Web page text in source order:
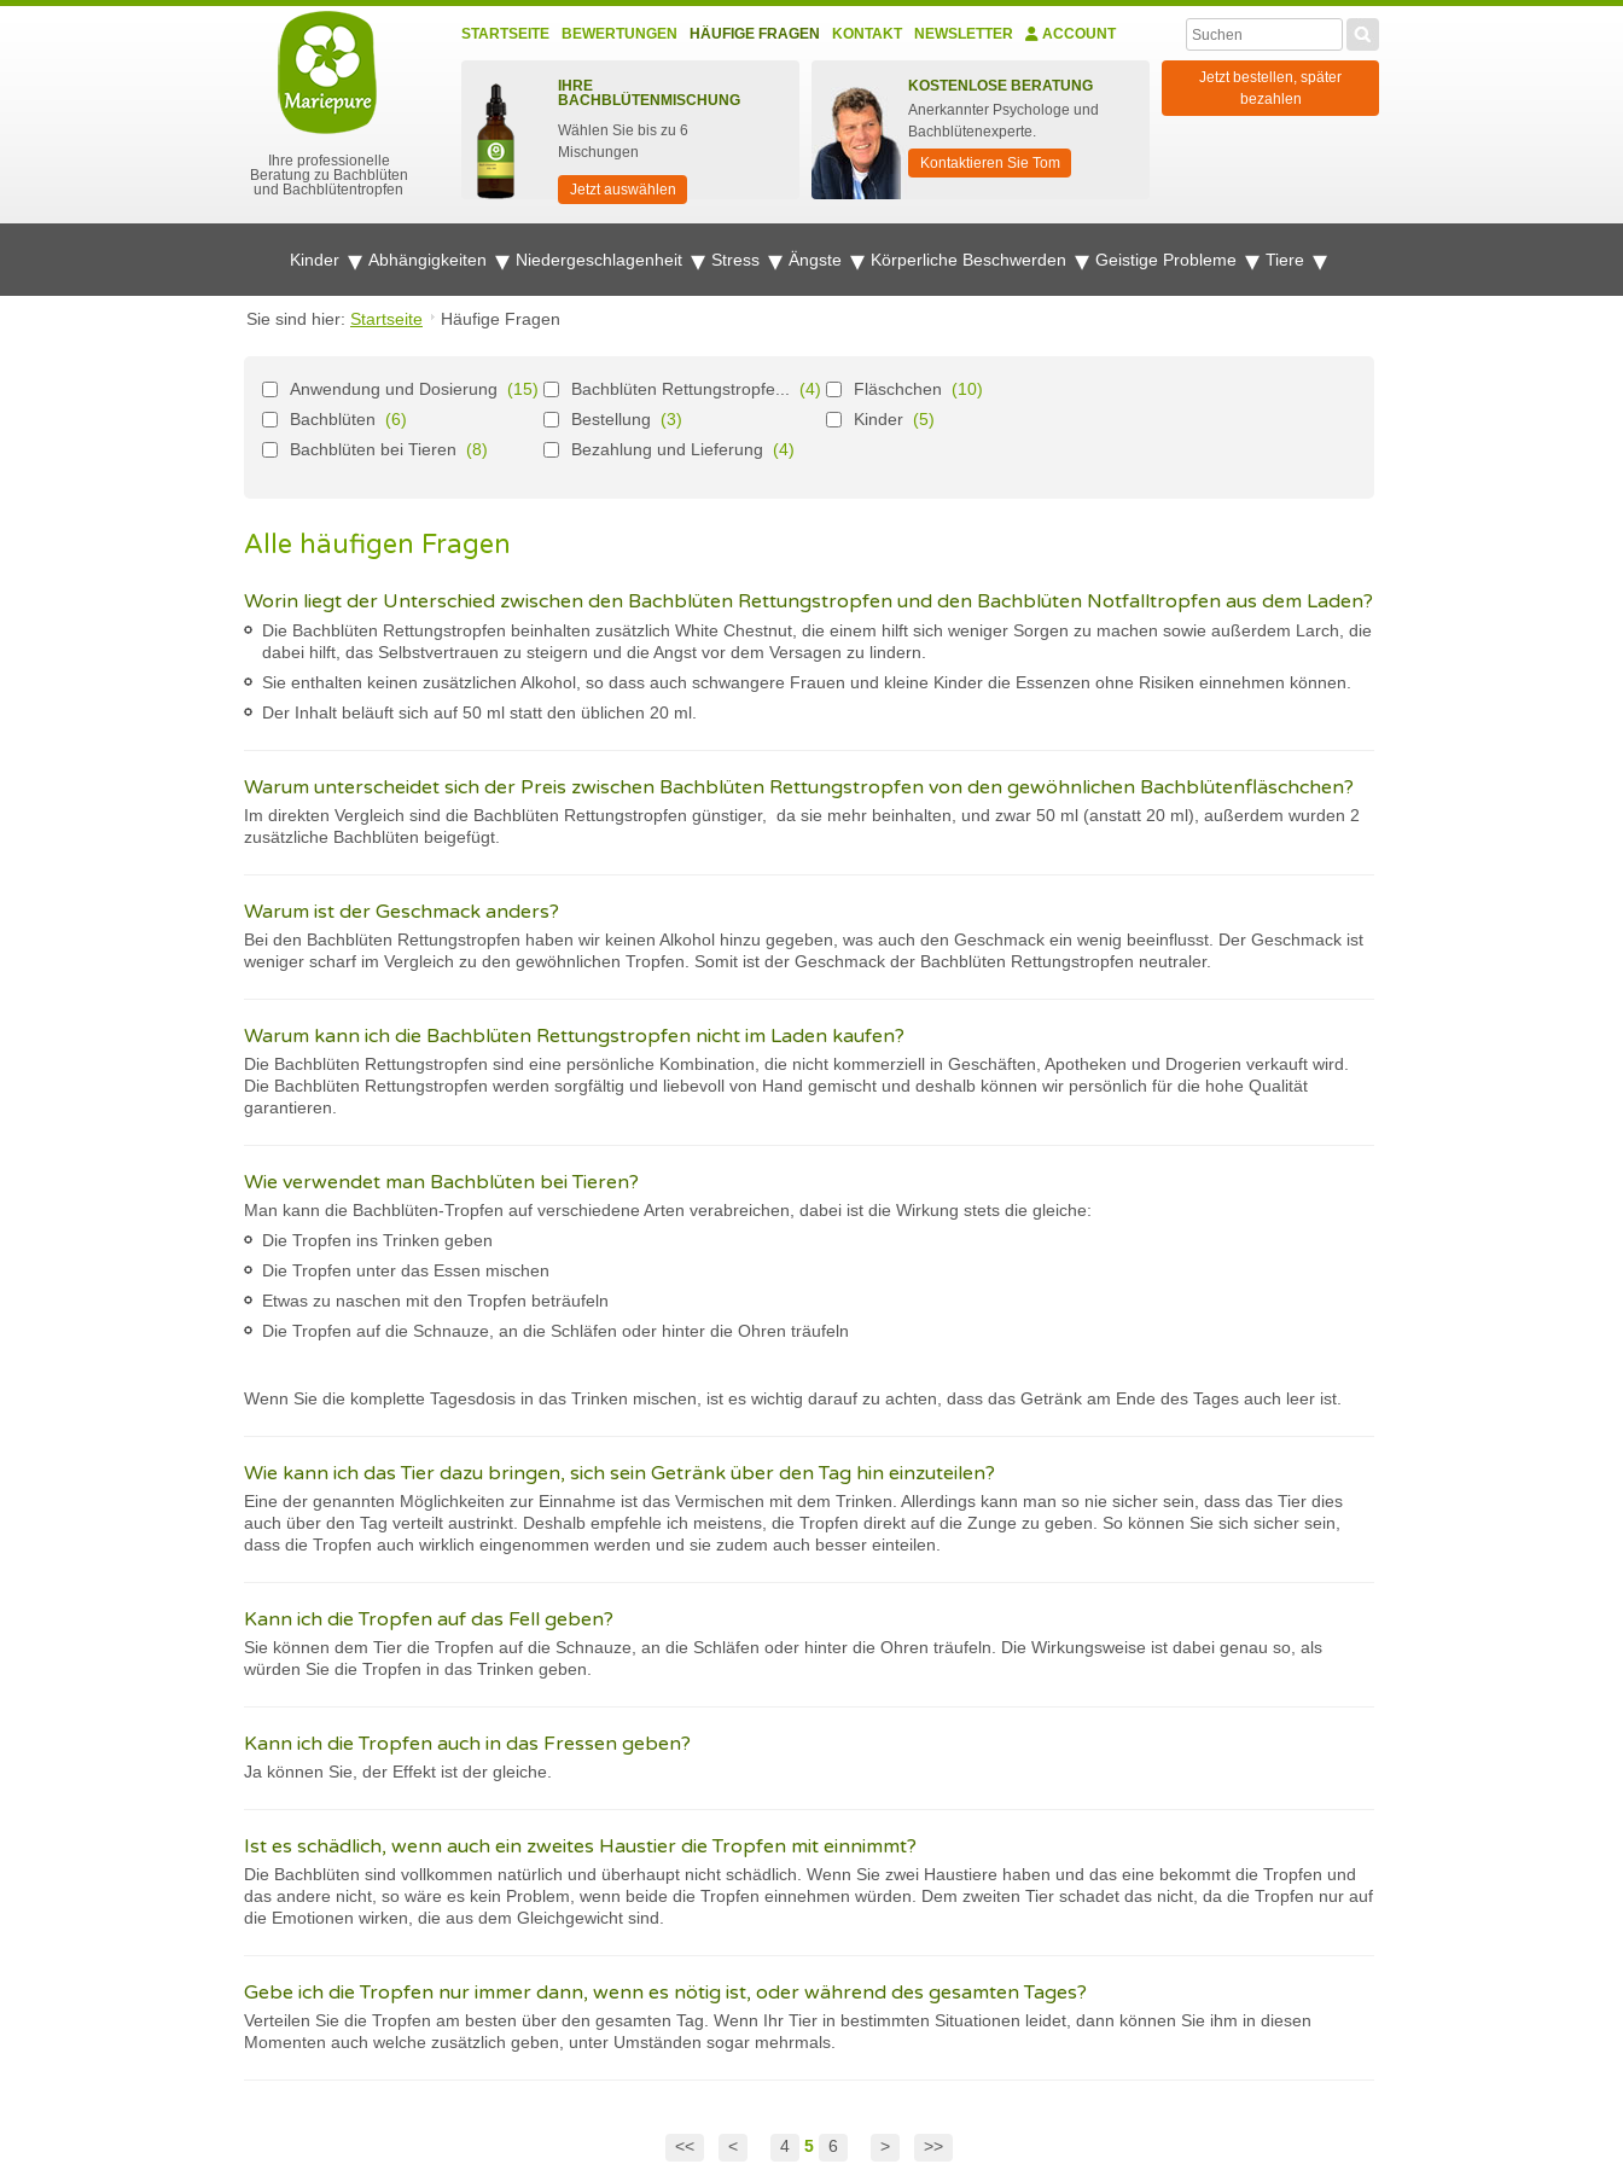
Ihre professionelle
Beratung zu Bachblüten
und Bachblütentropfen
STARTSEITE BEWERTUNGEN HÄUFIGE FRAGEN KONTAKT NEWSLETTER ACCOUNT
IHRE
BACHBLÜTENMISCHUNG
Wählen Sie bis zu 6
Mischungen
Jetzt auswählen
KOSTENLOSE BERATUNG
Anerkannter Psychologe und
Bachblütenexperte.
Kontaktieren Sie Tom
Jetzt bestellen, später
bezahlen
Kinder Abhängigkeiten Niedergeschlagenheit Stress Ängste Körperliche Beschwerden Geistige Probleme Tiere
Sie sind hier: Startseite Häufige Fragen
Anwendung und Dosierung (15)
Bachblüten (6)
Bachblüten bei Tieren (8)
Bachblüten Rettungstropfe...
(4)
Bestellung (3)
Bezahlung und Lieferung (4)
Fläschchen (10)
Kinder (5)
Alle häufigen Fragen
Worin liegt der Unterschied zwischen den Bachblüten Rettungstropfen und den Bachblüten Notfalltropfen aus dem Laden?
Die Bachblüten Rettungstropfen beinhalten zusätzlich White Chestnut, die einem hilft sich weniger Sorgen zu machen sowie außerdem Larch, die
dabei hilft, das Selbstvertrauen zu steigern und die Angst vor dem Versagen zu lindern.
Sie enthalten keinen zusätzlichen Alkohol, so dass auch schwangere Frauen und kleine Kinder die Essenzen ohne Risiken einnehmen können.
Der Inhalt beläuft sich auf 50 ml statt den üblichen 20 ml.
Warum unterscheidet sich der Preis zwischen Bachblüten Rettungstropfen von den gewöhnlichen Bachblütenfläschchen?
Im direkten Vergleich sind die Bachblüten Rettungstropfen günstiger, da sie mehr beinhalten, und zwar 50 ml (anstatt 20 ml), außerdem wurden 2
zusätzliche Bachblüten beigefügt.
Warum ist der Geschmack anders?
Bei den Bachblüten Rettungstropfen haben wir keinen Alkohol hinzu gegeben, was auch den Geschmack ein wenig beeinflusst. Der Geschmack ist
weniger scharf im Vergleich zu den gewöhnlichen Tropfen. Somit ist der Geschmack der Bachblüten Rettungstropfen neutraler.
Warum kann ich die Bachblüten Rettungstropfen nicht im Laden kaufen?
Die Bachblüten Rettungstropfen sind eine persönliche Kombination, die nicht kommerziell in Geschäften, Apotheken und Drogerien verkauft wird.
Die Bachblüten Rettungstropfen werden sorgfältig und liebevoll von Hand gemischt und deshalb können wir persönlich für die hohe Qualität
garantieren.
Wie verwendet man Bachblüten bei Tieren?
Man kann die Bachblüten-Tropfen auf verschiedene Arten verabreichen, dabei ist die Wirkung stets die gleiche:
Die Tropfen ins Trinken geben
Die Tropfen unter das Essen mischen
Etwas zu naschen mit den Tropfen beträufeln
Die Tropfen auf die Schnauze, an die Schläfen oder hinter die Ohren träufeln
Wenn Sie die komplette Tagesdosis in das Trinken mischen, ist es wichtig darauf zu achten, dass das Getränk am Ende des Tages auch leer ist.
Wie kann ich das Tier dazu bringen, sich sein Getränk über den Tag hin einzuteilen?
Eine der genannten Möglichkeiten zur Einnahme ist das Vermischen mit dem Trinken. Allerdings kann man so nie sicher sein, dass das Tier dies
auch über den Tag verteilt austrinkt. Deshalb empfehle ich meistens, die Tropfen direkt auf die Zunge zu geben. So können Sie sich sicher sein,
dass die Tropfen auch wirklich eingenommen werden und sie zudem auch besser einteilen.
Kann ich die Tropfen auf das Fell geben?
Sie können dem Tier die Tropfen auf die Schnauze, an die Schläfen oder hinter die Ohren träufeln. Die Wirkungsweise ist dabei genau so, als
würden Sie die Tropfen in das Trinken geben.
Kann ich die Tropfen auch in das Fressen geben?
Ja können Sie, der Effekt ist der gleiche.
Ist es schädlich, wenn auch ein zweites Haustier die Tropfen mit einnimmt?
Die Bachblüten sind vollkommen natürlich und überhaupt nicht schädlich. Wenn Sie zwei Haustiere haben und das eine bekommt die Tropfen und
das andere nicht, so wäre es kein Problem, wenn beide die Tropfen einnehmen würden. Dem zweiten Tier schadet das nicht, da die Tropfen nur auf
die Emotionen wirken, die aus dem Gleichgewicht sind.
Gebe ich die Tropfen nur immer dann, wenn es nötig ist, oder während des gesamten Tages?
Verteilen Sie die Tropfen am besten über den gesamten Tag. Wenn Ihr Tier in bestimmten Situationen leidet, dann können Sie ihm in diesen
Momenten auch welche zusätzlich geben, unter Umständen sogar mehrmals.
<< < 4 5 6 > >>